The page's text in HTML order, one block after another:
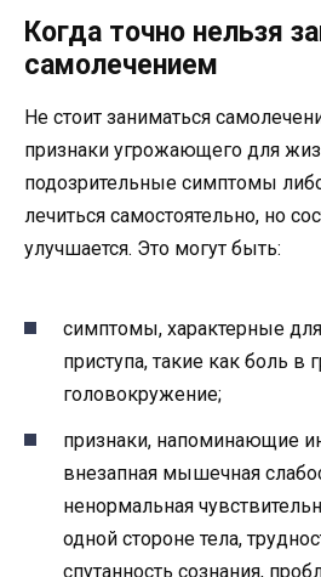
Когда точно нельзя
самолечением
Не стоит заниматься
признаки угрожающего для
подозрительные симптомы
лечиться самостоятельно, но
улучшается. Это могут быть:
симптомы, характерные
приступа, такие как боль в
головокружение;
признаки, напоминающие
внезапная мышечная
ненормальная
одной стороне тела,
спутанность сознания,